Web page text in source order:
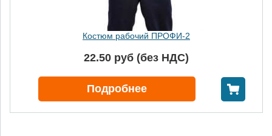
Костюм рабочий ПРОФИ-2
22.50 руб (без НДС)
Подробнее